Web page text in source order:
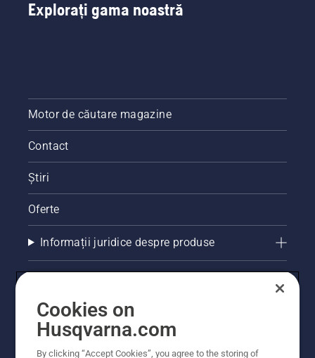
Explorați gama noastră
Motor de căutare magazine
Contact
Știri
Oferte
Informații juridice despre produse
Cookies on
Husqvarna.com
By clicking “Accept Cookies”, you agree to the storing of